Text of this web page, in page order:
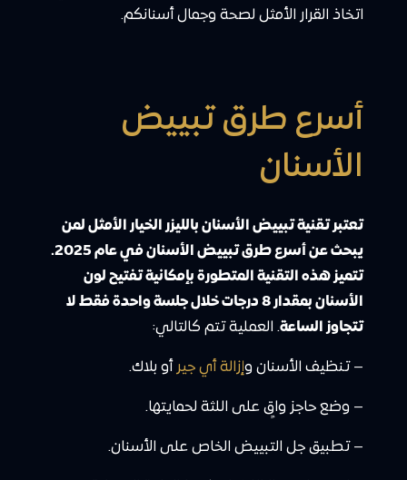
اتخاذ القرار الأمثل لصحة وجمال أسنانكم.
أسرع طرق تبييض
الأسنان
تعتبر تقنية تبييض الأسنان بالليزر الخيار الأمثل لمن
يبحث عن أسرع طرق تبييض الأسنان في عام 2025.
تتميز هذه التقنية المتطورة بإمكانية تفتيح لون
الأسنان بمقدار 8 درجات خلال جلسة واحدة فقط لا
تتجاوز الساعة. العملية تتم كالتالي:
– تنظيف الأسنان وإزالة أي جير أو بلاك.
– وضع حاجز واقٍ على اللثة لحمايتها.
– تطبيق جل التبييض الخاص على الأسنان.